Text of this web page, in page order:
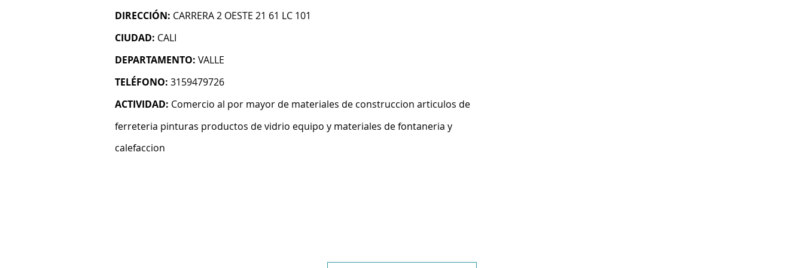
DIRECCIÓN: CARRERA 2 OESTE 21 61 LC 101
CIUDAD: CALI
DEPARTAMENTO: VALLE
TELÉFONO: 3159479726
ACTIVIDAD: Comercio al por mayor de materiales de construccion articulos de
ferreteria pinturas productos de vidrio equipo y materiales de fontaneria y
calefaccion